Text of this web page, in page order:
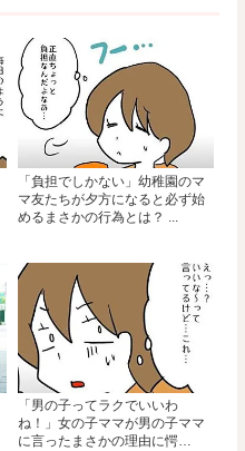
「負担でしかない」幼稚園のマ
マ友たちが夕方になると必ず始
めるまさかの行為とは？ ...
「男の子ってラクでいいわ
ね！」女の子ママが男の子ママ
に言ったまさかの理由に愕